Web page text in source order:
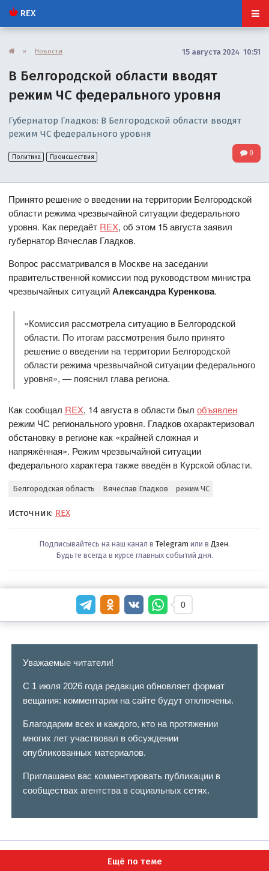
REX
» Новости 15 августа 2024 10:51
В Белгородской области вводят
режим ЧС федерального уровня
Губернатор Гладков: В Белгородской области вводят
режим ЧС федерального уровня
Политика Происшествия 0
Принято решение о введении на территории Белгородской
области режима чрезвычайной ситуации федерального
уровня. Как передаёт REX, об этом 15 августа заявил
губернатор Вячеслав Гладков.
Вопрос рассматривался в Москве на заседании
правительственной комиссии под руководством министра
чрезвычайных ситуацийАлександра Куренкова.
«Комиссия рассмотрела ситуацию в Белгородской
области. По итогам рассмотрения было принято
решение о введении на территории Белгородской
области режима чрезвычайной ситуации федерального
уровня», — пояснил глава региона.
Как сообщал REX, 14 августа в области былобъявлен
режим ЧС регионального уровня. Гладков охарактеризовал
обстановку в регионе как «крайней сложная и
напряжённая». Режим чрезвычайной ситуации
федерального характера также введён в Курской области.
Белгородская область Вячеслав Гладков режим ЧС
Источник: REX
Подписывайтесь на наш канал в Telegram или в Дзен.
Будьте всегда в курсе главных событий дня.
0
Уважаемые читатели!
С 1 июля 2026 года редакция обновляет формат
вещания: комментарии на сайте будут отключены.
Благодарим всех и каждого, кто на протяжении
многих лет участвовал в обсуждении
опубликованных материалов.
Приглашаем вас комментировать публикации в
сообществах агентства в социальных сетях.
Ещё по теме